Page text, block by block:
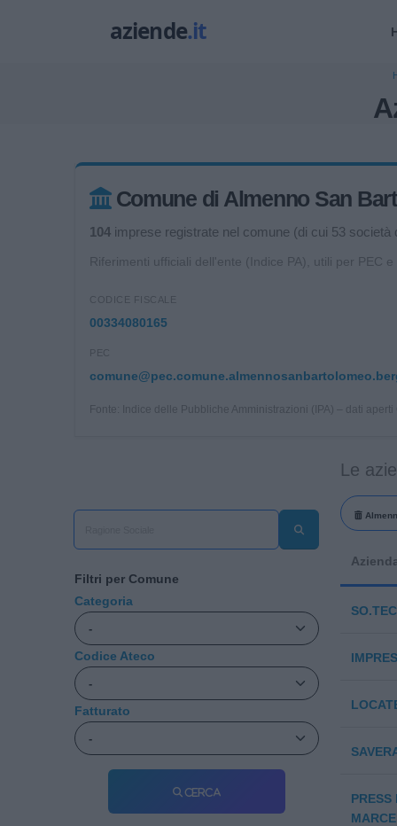
Comune di Almenno San
104 imprese registrate nel comune (di cui 53 società
Riferimenti ufficiali dell'ente (Indice PA), utili per PEC
CODICE FISCALE
00334080165
PEC
Fonte: Indice delle Pubbliche Amministrazioni (IPA) – dati aperti
Filtri per Comune
Categoria
Codice Ateco
Fatturato
Cerca
Le
PRESS